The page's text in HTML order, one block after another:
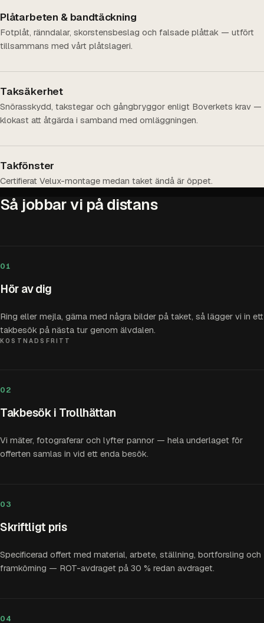
Plåtarbeten & bandtäckning
Fotplåt, ränndalar, skorstensbeslag och falsade plåttak — utfört
tillsammans med vårt plåtslageri.
Taksäkerhet
Snörasskydd, takstegar och gångbryggor enligt Boverkets krav —
klokast att åtgärda i samband med omläggningen.
Takfönster
Certifierat Velux-montage medan taket ändå är öppet.
Så jobbar vi på distans
01
Hör av dig
Ring eller mejla, gärna med några bilder på taket, så lägger vi in ett
takbesök på nästa tur genom älvdalen.
KOSTNADSFRITT
02
Takbesök i Trollhättan
Vi mäter, fotograferar och lyfter pannor — hela underlaget för
offerten samlas in vid ett enda besök.
03
Skriftligt pris
Specificerad offert med material, arbete, ställning, bortforsling och
framkörning — ROT-avdraget på 30 % redan avdraget.
04